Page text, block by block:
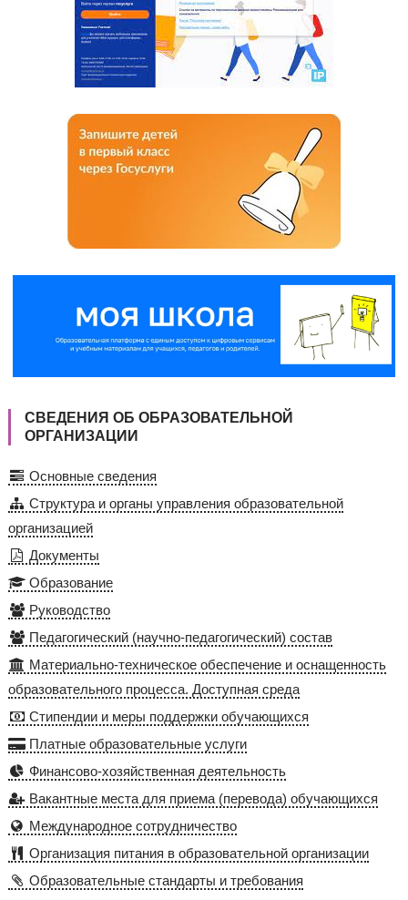
СВЕДЕНИЯ ОБ ОБРАЗОВАТЕЛЬНОЙ
ОРГАНИЗАЦИИ
Основные сведения
Структура и органы управления образовательной
организацией
Документы
Образование
Руководство
Педагогический (научно-педагогический) состав
Материально-техническое обеспечение и оснащенность
образовательного процесса. Доступная среда
Стипендии и меры поддержки обучающихся
Платные образовательные услуги
Финансово-хозяйственная деятельность
Вакантные места для приема (перевода) обучающихся
Международное сотрудничество
Организация питания в образовательной организации
Образовательные стандарты и требования